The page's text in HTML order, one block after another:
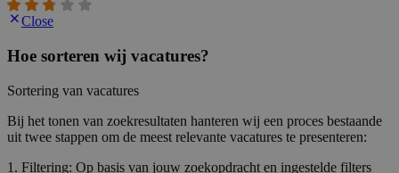
Close
Hoe sorteren wij vacatures?
Sortering van vacatures
Bij het tonen van zoekresultaten hanteren wij een proces bestaande
uit twee stappen om de meest relevante vacatures te presenteren:
1. Filtering: Op basis van jouw zoekopdracht en ingestelde filters